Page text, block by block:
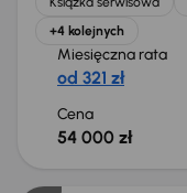
+4 kolejnych
Miesięczna rata
od 321 zł
Cena
54 000 zł